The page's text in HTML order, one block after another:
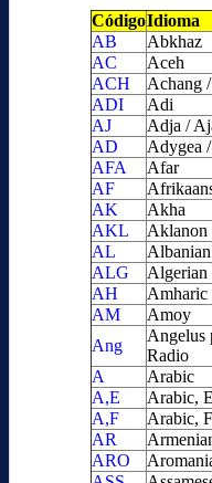
CódigoIdioma
AB
Abkhaz
AC
Aceh
ACH
Achang
ADI
Adi
AJ
Adja /
AD
Adygea
AFA
Afar
AF
AK
Akha
AKL
Aklanon
AL
Albanian
ALG
AH
Amharic
AM
Amoy
Ang
Angelus
Radio
A
Arabic
A,E
Arabic,
A,F
Arabic,
AR
ARO